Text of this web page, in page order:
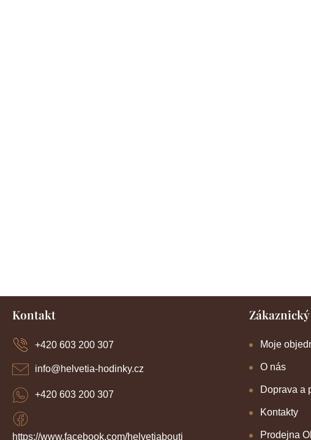
Kontakt
info@helvetia-hodinky.cz
+420 603 200 307
https://www.facebook.com/helvetiabouti
+420 603 200 307
Moje
O nás
Doprava a
Kontakty
Prodejna